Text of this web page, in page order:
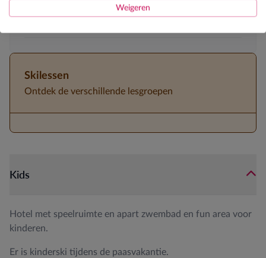
Weigeren
Skilessen
Ontdek de verschillende lesgroepen
Kids
Hotel met speelruimte en apart zwembad en fun area voor
kinderen.
Er is kinderski tijdens de paasvakantie.